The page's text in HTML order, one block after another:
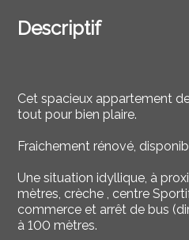
Descriptif
Cet spacieux appartement
tout pour bien plaire.
Fraichement rénové,
Une situation idyllique, à
mètres, crèche , centre
commerce et arrêt de bus
à 100 mètres.